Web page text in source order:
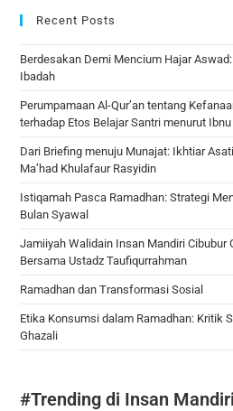
Recent Posts
Berdesakan Demi Mencium Hajar
Ibadah
Perumpamaan Al-Qur’an tentang
terhadap Etos Belajar Santri menurut
Dari Briefing menuju Munajat: Ikhtiar
Ma’had Khulafaur Rasyidin
Istiqamah Pasca Ramadhan: Strategi
Bulan Syawal
Jamiiyah Walidain Insan Mandiri Cibubur
Bersama Ustadz Taufiqurrahman
Ramadhan dan Transformasi Sosial
Etika Konsumsi dalam Ramadhan: Kritik
Ghazali
#Trending di Insan